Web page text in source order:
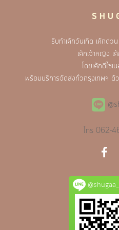
S H U
รับทำเค้กวันเกิด เค้กด่ว
เค้กเจ้าหญิง เ
โดยเค้กดีไซ
พร้อมบริการจัดส่งทั่วกรุงเทพฯ
โทร 062-